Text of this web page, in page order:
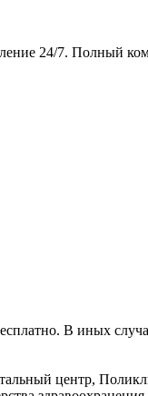
24/7. Полный
В иных
центр,